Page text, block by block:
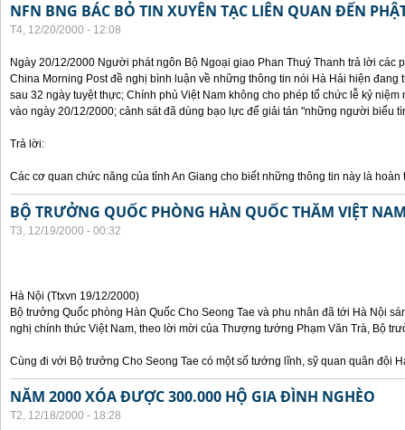
NFN BNG BÁC BỎ TIN XUYÊN TẠC LIÊN QUAN ĐẾN
T4, 12/20/2000 - 12:08
Ngày 20/12/2000 Người phát ngôn Bộ Ngoại giao Phan Thuý Thanh trả lời các
China Morning Post đề nghị bình luận về những thông tin nói Hà Hải hiện đang
sau 32 ngày tuyệt thực; Chính phủ Việt Nam không cho phép tổ chức lễ kỷ
vào ngày 20/12/2000; cảnh sát đã dùng bạo lực để giải tán "những người biểu
Trả lời:
Các cơ quan chức năng của tỉnh An Giang cho biết những thông tin này là hoàn
BỘ TRƯỞNG QUỐC PHÒNG HÀN QUỐC THĂM VIỆT
T3, 12/19/2000 - 00:32
Hà Nội (Ttxvn 19/12/2000)
Bộ trưởng Quốc phòng Hàn Quốc Cho Seong Tae và phu nhân đã tới Hà Nội
nghị chính thức Việt Nam, theo lời mời của Thượng tướng Phạm Văn Trà, Bộ
Cùng đi với Bộ trưởng Cho Seong Tae có một số tướng lĩnh, sỹ quan quân đội
NĂM 2000 XÓA ĐƯỢC 300.000 HỘ GIA ĐÌNH NGHÈO
T2, 12/18/2000 - 18:28